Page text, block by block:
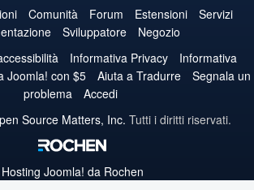
su
Facebook
su
YouTube
su
LinkedIn
su
Pinterest
su
Instagram
su
GitHub
Comunità Forum Estensioni
Servizi
Sviluppatore
Negozio
Informativa Privacy
Informativa
Joomla! con $5 Aiuta a Tradurre
Segnala un
problema
Accedi
Source Matters, Inc. Tutti i diritti riservati.
Hosting Joomla! da Rochen